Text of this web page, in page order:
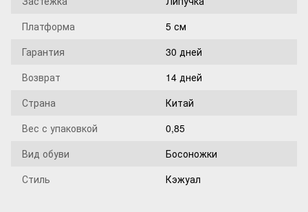
Платформа
5 см
Гарантия
30 дней
Возврат
14 дней
Страна
Китай
Вес с упаковкой
0,85
Вид обуви
Босоножки
Стиль
Кэжуал